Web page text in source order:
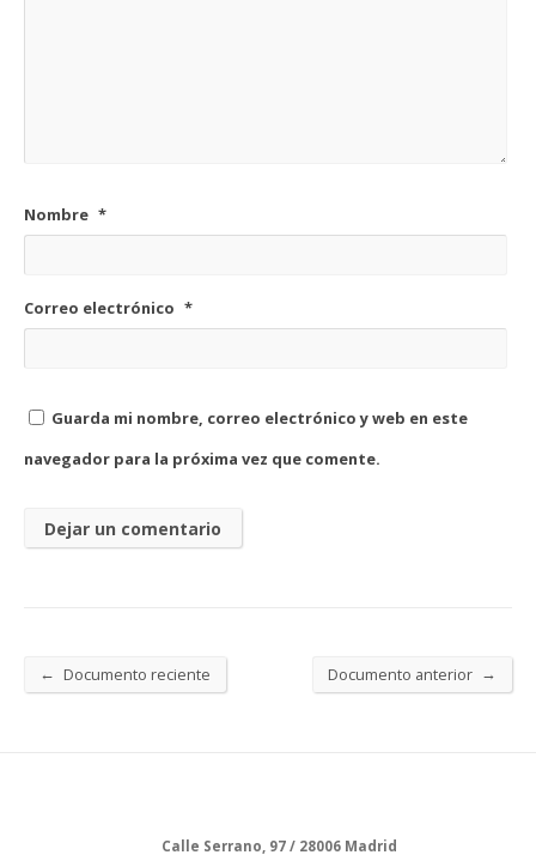
Nombre *
Correo electrónico *
Guarda mi nombre, correo electrónico y web en este
navegador para la próxima vez que comente.
← Documento reciente Documento anterior →
Calle Serrano, 97 / 28006 Madrid